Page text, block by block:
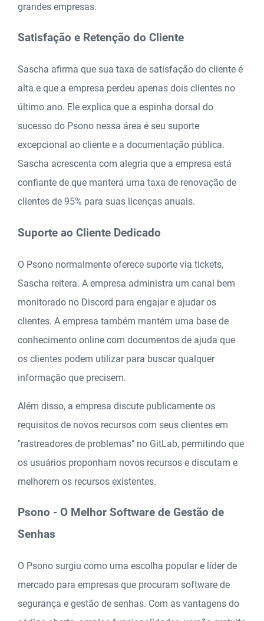
grandes empresas.
Satisfação e Retenção do Cliente
Sascha afirma que sua taxa de satisfação do cliente é
alta e que a empresa perdeu apenas dois clientes no
último ano. Ele explica que a espinha dorsal do
sucesso do Psono nessa área é seu suporte
excepcional ao cliente e a documentação pública.
Sascha acrescenta com alegria que a empresa está
confiante de que manterá uma taxa de renovação de
clientes de 95% para suas licenças anuais.
Suporte ao Cliente Dedicado
O Psono normalmente oferece suporte via tickets,
Sascha reitera. A empresa administra um canal bem
monitorado no Discord para engajar e ajudar os
clientes. A empresa também mantém uma base de
conhecimento online com documentos de ajuda que
os clientes podem utilizar para buscar qualquer
informação que precisem.
Além disso, a empresa discute publicamente os
requisitos de novos recursos com seus clientes em
"rastreadores de problemas" no GitLab, permitindo que
os usuários proponham novos recursos e discutam e
melhorem os recursos existentes.
Psono - O Melhor Software de Gestão de
Senhas
O Psono surgiu como uma escolha popular e líder de
mercado para empresas que procuram software de
segurança e gestão de senhas. Com as vantagens do